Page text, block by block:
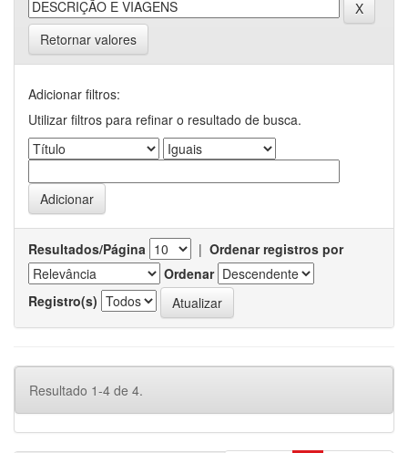
Retornar valores
Adicionar filtros:
Utilizar filtros para refinar o resultado de busca.
Resultados/Página | Ordenar registros por
Ordenar
Registro(s)
Resultado 1-4 de 4.